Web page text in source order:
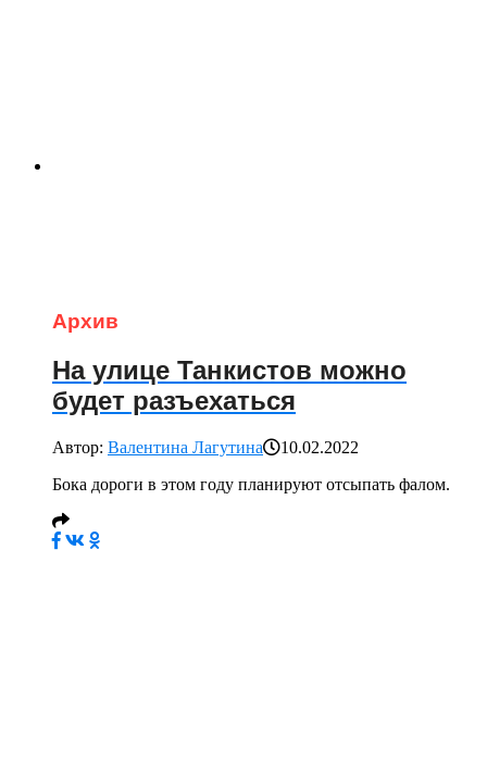
Архив
На улице Танкистов можно
будет разъехаться
Автор: Валентина Лагутина
10.02.2022
Бока дороги в этом году планируют отсыпать фалом.